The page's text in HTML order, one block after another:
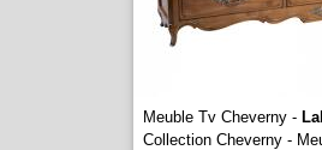
Meuble Tv Cheverny -
Collection Cheverny -